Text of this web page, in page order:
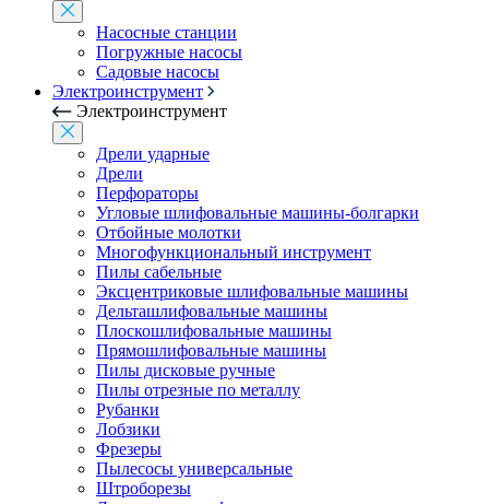
Насосные станции
Погружные насосы
Садовые насосы
Электроинструмент
Электроинструмент
Дрели ударные
Дрели
Перфораторы
Угловые шлифовальные машины-болгарки
Отбойные молотки
Многофункциональный инструмент
Пилы сабельные
Эксцентриковые шлифовальные машины
Дельташлифовальные машины
Плоскошлифовальные машины
Прямошлифовальные машины
Пилы дисковые ручные
Пилы отрезные по металлу
Рубанки
Лобзики
Фрезеры
Пылесосы универсальные
Штроборезы